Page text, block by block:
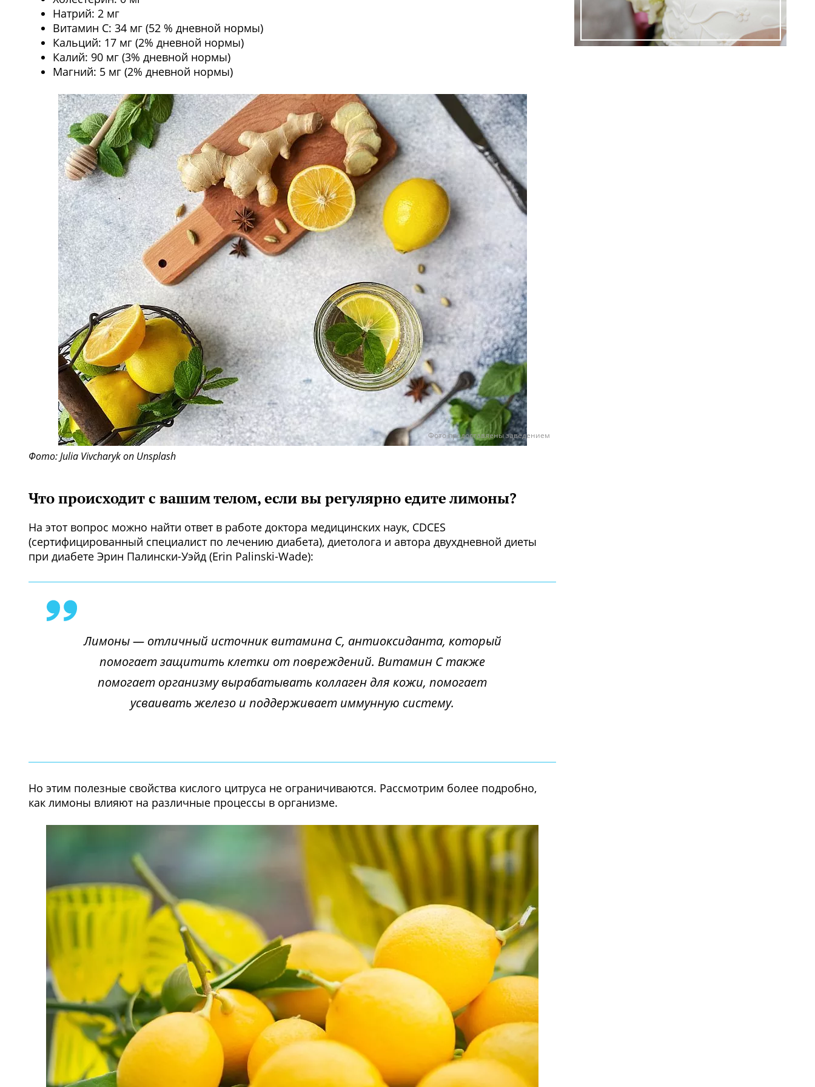
Натрий: 2 мг
Витамин C: 34 мг (52 % дневной нормы)
Кальций: 17 мг (2% дневной нормы)
Калий: 90 мг (3% дневной нормы)
Магний: 5 мг (2% дневной нормы)
Фото предоставлены заведением
Фото: Julia Vivcharyk on Unsplash
Что происходит с вашим телом, если вы регулярно едите лимоны?
На этот вопрос можно найти ответ в работе доктора медицинских наук, CDCES
(сертифицированный специалист по лечению диабета), диетолога и автора двухдневной диеты
при диабете Эрин Палински-Уэйд (Erin Palinski-Wade):
Лимоны — отличный источник витамина С, антиоксиданта, который
помогает защитить клетки от повреждений. Витамин С также
помогает организму вырабатывать коллаген для кожи, помогает
усваивать железо и поддерживает иммунную систему.
Но этим полезные свойства кислого цитруса не ограничиваются. Рассмотрим более подробно,
как лимоны влияют на различные процессы в организме.